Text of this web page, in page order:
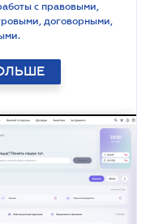
с правовыми,
договорными,